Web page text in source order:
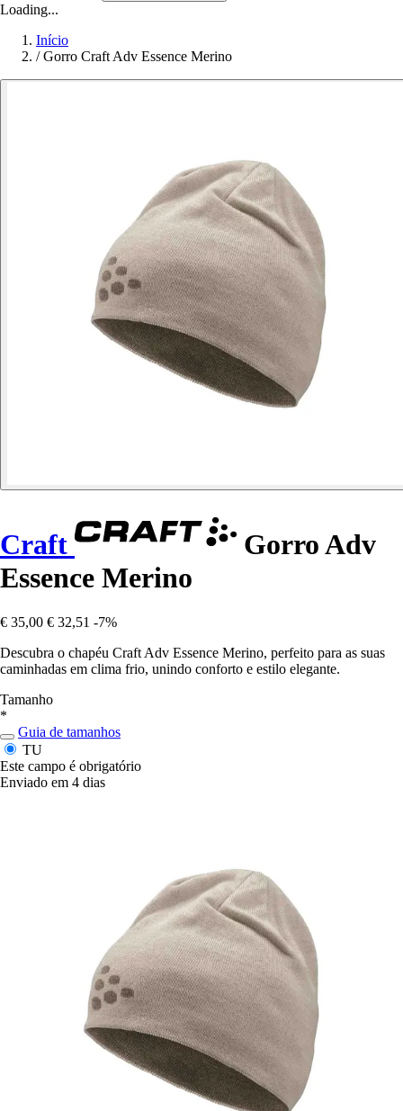
Loading...
Início
/ Gorro Craft Adv Essence Merino
Craft
Gorro Adv
Essence Merino
€ 35,00 € 32,51 -7%
Descubra o chapéu Craft Adv Essence Merino, perfeito para as suas
caminhadas em clima frio, unindo conforto e estilo elegante.
Tamanho
*
Guia de tamanhos
TU
Este campo é obrigatório
Enviado em 4 dias